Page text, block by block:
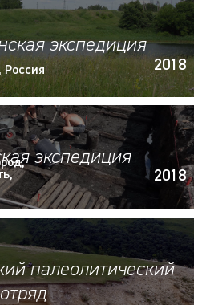
экспедиция
Россия
2018
экспедиция
2018
палеолитический